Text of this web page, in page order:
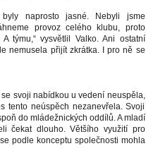
byly naprosto jasné. Nebyli jsme
provoz celého klubu, proto
týmu,“ vysvětlil Valko. Ani ostatní
nemusela přijít zkrátka. I pro ně se
svoji nabídkou u vedení neuspěla,
tento neúspěch nezanevřela. Svoji
do mládežnických oddílů. A mladí
čekat dlouho. Většího využití pro
podle konceptu společnosti mohla